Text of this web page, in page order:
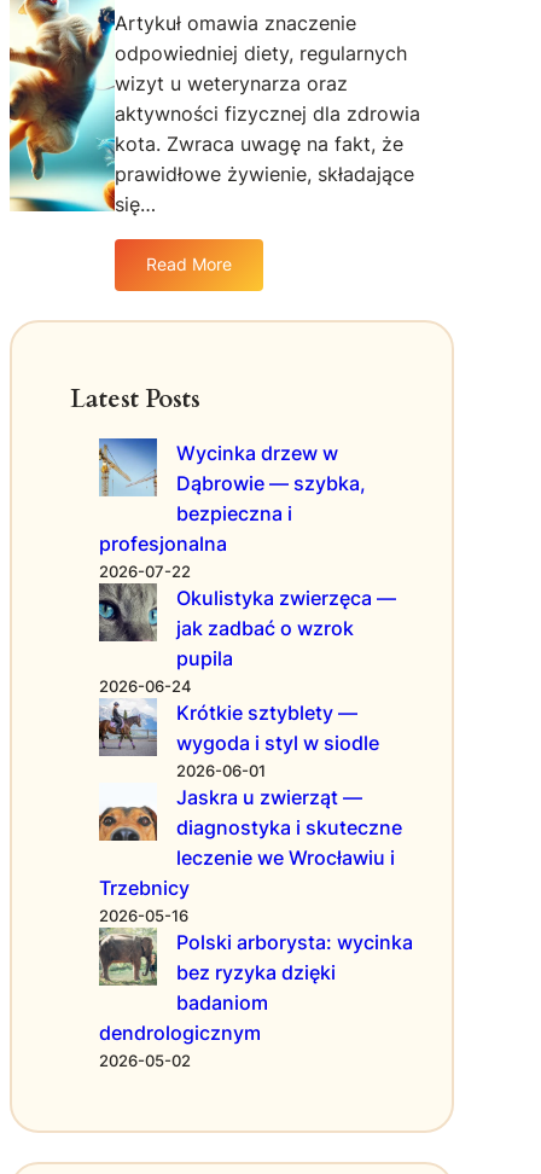
w
a
n
i
u
e
z
a
b
a
w
l
k
ó
–
j
a
k
w
y
b
ć
d
p
o
w
i
e
d
n
i
k
c
s
Artykuł omawia znaczenie
odpowiedniej diety, regularnych
wizyt u weterynarza oraz
aktywności fizycznej dla zdrowia
kota. Zwraca uwagę na fakt, że
prawidłowe żywienie, składające
się…
Read More
a
b
ć
o
z
d
r
o
w
k
t
a
?
P
r
a
k
t
y
n
e
s
Latest Posts
Wycinka drzew w
Dąbrowie — szybka,
bezpieczna i
profesjonalna
2026-07-22
Okulistyka zwierzęca —
jak zadbać o wzrok
pupila
2026-06-24
Krótkie sztyblety —
wygoda i styl w siodle
2026-06-01
Jaskra u zwierząt —
diagnostyka i skuteczne
leczenie we Wrocławiu i
Trzebnicy
2026-05-16
Polski arborysta: wycinka
bez ryzyka dzięki
badaniom
dendrologicznym
2026-05-02